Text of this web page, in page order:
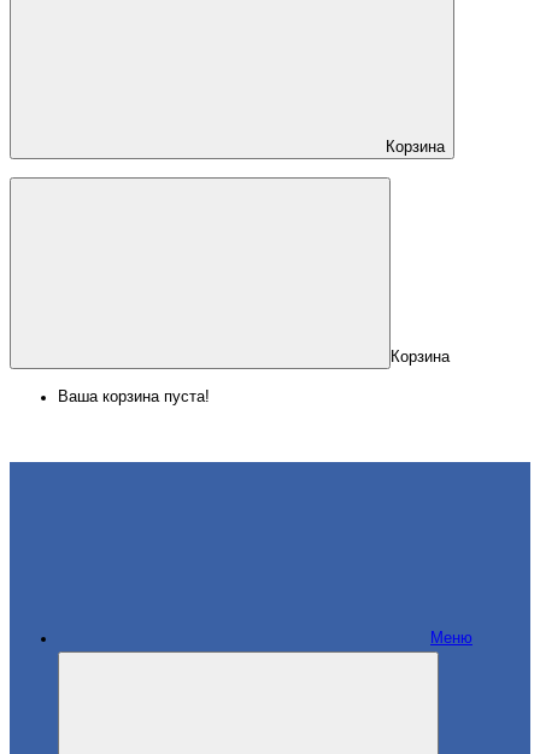
Корзина
Корзина
Ваша корзина пуста!
Меню